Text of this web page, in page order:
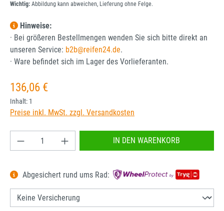
Wichtig: Abbildung kann abweichen, Lieferung ohne Felge.
Hinweise:
· Bei größeren Bestellmengen wenden Sie sich bitte direkt an
unseren Service: b2b@reifen24.de.
· Ware befindet sich im Lager des Vorlieferanten.
Regulärer Preis:
136,06 €
Inhalt: 1
Preise inkl. MwSt. zzgl. Versandkosten
Produkt Anzahl: Gib den gewünschten Wert
IN DEN WARENKORB
Abgesichert rund ums Rad: